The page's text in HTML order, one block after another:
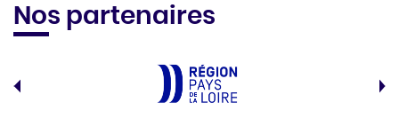
Nos partenaires